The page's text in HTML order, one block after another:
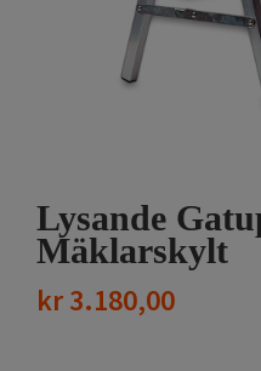
Lysande
Mäklarskylt
kr3.180,00